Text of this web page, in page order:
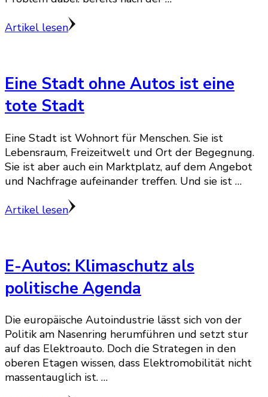
Artikel lesen
Eine Stadt ohne Autos ist eine
tote Stadt
Eine Stadt ist Wohnort für Menschen. Sie ist
Lebensraum, Freizeitwelt und Ort der Begegnung.
Sie ist aber auch ein Marktplatz, auf dem Angebot
und Nachfrage aufeinander treffen. Und sie ist …
Artikel lesen
E-Autos: Klimaschutz als
politische Agenda
Die europäische Autoindustrie lässt sich von der
Politik am Nasenring herumführen und setzt stur
auf das Elektroauto. Doch die Strategen in den
oberen Etagen wissen, dass Elektromobilität nicht
massentauglich ist. …